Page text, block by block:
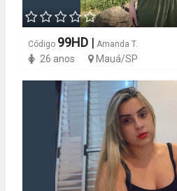
Código 99HD | Amanda T.
26 anos Mauá/SP